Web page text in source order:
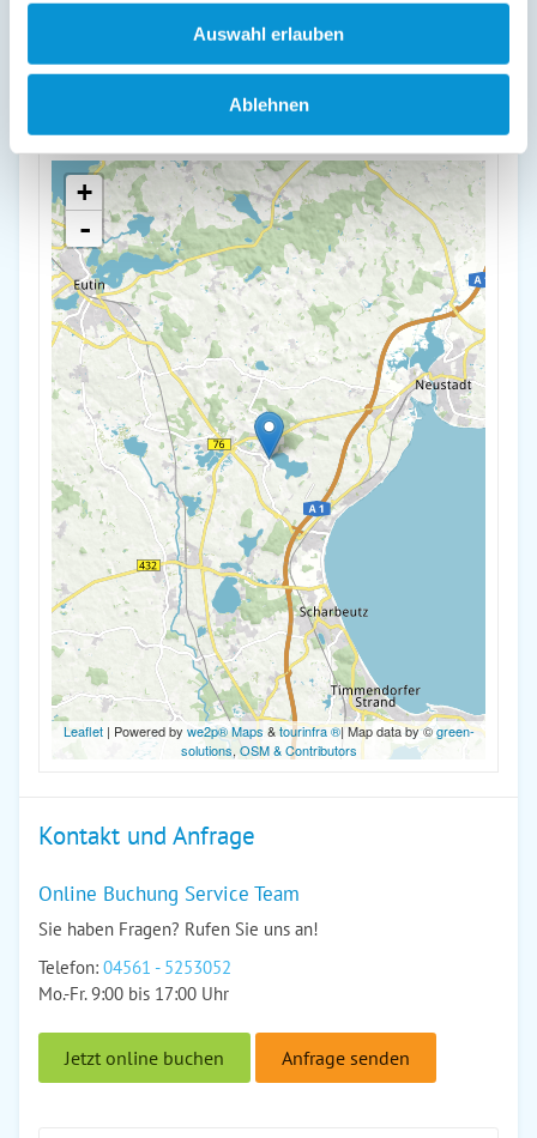
Auswahl erlauben
Ablehnen
+
-
Leaflet| Powered by we2p® Maps&tourinfra ®| Map data by ©green-
solutions, OSM & Contributors
Kontakt und Anfrage
Online Buchung Service Team
Sie haben Fragen? Rufen Sie uns an!
Telefon: 04561 - 5253052
Mo.-Fr. 9:00 bis 17:00 Uhr
Jetzt online buchen Anfrage senden